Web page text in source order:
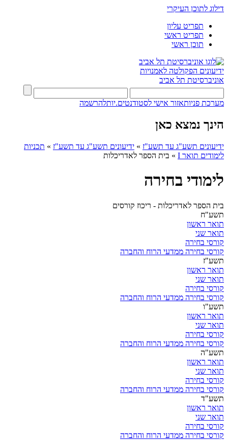
דילוג לתוכן העיקרי
תפריט עליון
תפריט ראשי
תוכן ראשי
ידיעונים הפקולטה לאמנויות
אוניברסיטת תל אביב
מערכת פניותאזור אישי לסטודנטים.יותלהרשמה
הינך נמצא כאן
ידיעונים תשע"ג עד תשע"ז » ידיעונים תשע"ג עד תשע"ז » תכניות
לימודים תואר I
» בית הספר לאדריכלות
לימודי בחירה
בית הספר לאדריכלות - ריכוז קורסים
תשע"ח
תואר ראשון
תואר שני
קורסי בחירה
קורסי בחירה ממדעי הרוח והחברה
תשע"ז
תואר ראשון
תואר שני
קורסי בחירה
קורסי בחירה ממדעי הרוח והחברה
תשע"ו
תואר ראשון
תואר שני
קורסי בחירה
קורסי בחירה ממדעי הרוח והחברה
תשע"ה
תואר ראשון
תואר שני
קורסי בחירה
קורסי בחירה ממדעי הרוח והחברה
תשע"ד
תואר ראשון
תואר שני
קורסי בחירה
קורסי בחירה ממדעי הרוח והחברה